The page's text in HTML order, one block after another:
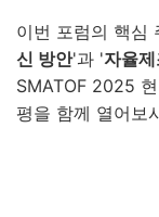
이번 포럼의 핵심
신 방안'과 '자율
SMATOF 2025
평을 함께 열어보